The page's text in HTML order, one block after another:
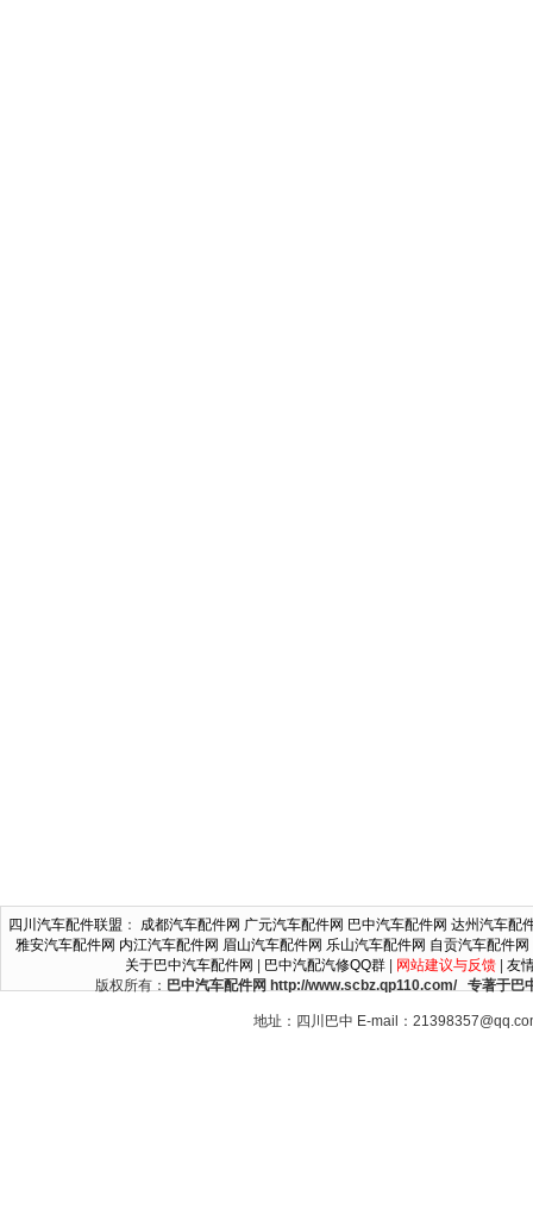
四川汽车配件联盟 ： 成都汽车配件网 广元汽车配件网 巴中汽车配件网 达州汽车配
雅安汽车配件网 内江汽车配件网 眉山汽车配件网 乐山汽车配件网 自贡汽车配件网
关于巴中汽车配件网
巴中汽配汽修QQ群| 网站建议与反馈| 友
版权所有： 巴中汽车配件网 http://www.scbz.qp110.com/ 专著于巴
地址：四川巴中 E-mail：